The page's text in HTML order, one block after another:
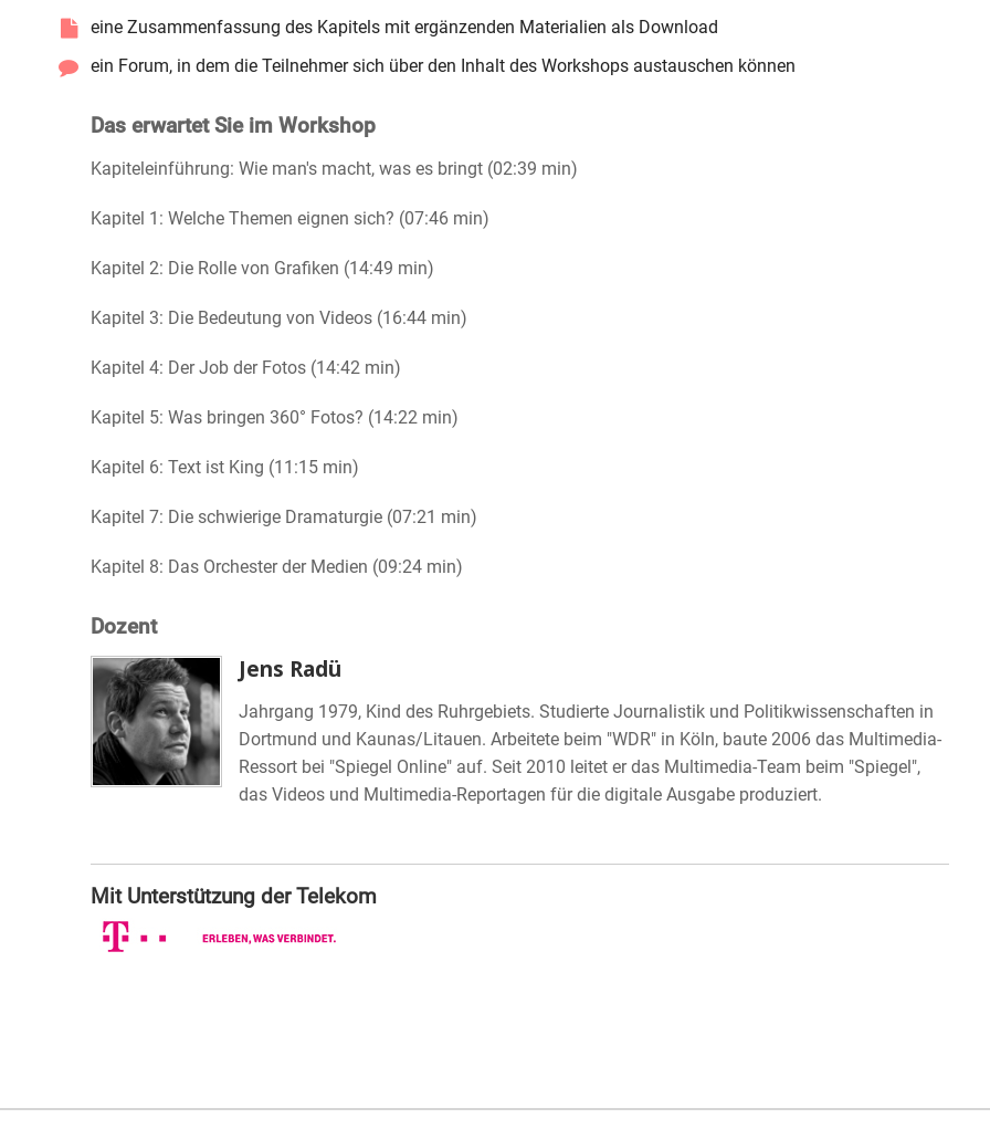
eine Zusammenfassung des Kapitels mit ergänzenden Materialien als Download
ein Forum, in dem die Teilnehmer sich über den Inhalt des Workshops austauschen können
Das erwartet Sie im Workshop
Kapiteleinführung: Wie man's macht, was es bringt (02:39 min)
Kapitel 1: Welche Themen eignen sich? (07:46 min)
Kapitel 2: Die Rolle von Grafiken (14:49 min)
Kapitel 3: Die Bedeutung von Videos (16:44 min)
Kapitel 4: Der Job der Fotos (14:42 min)
Kapitel 5: Was bringen 360° Fotos? (14:22 min)
Kapitel 6: Text ist King (11:15 min)
Kapitel 7: Die schwierige Dramaturgie (07:21 min)
Kapitel 8: Das Orchester der Medien (09:24 min)
Dozent
Jens Radü
Jahrgang 1979, Kind des Ruhrgebiets. Studierte Journalistik und Politikwissenschaften in
Dortmund und Kaunas/Litauen. Arbeitete beim "WDR" in Köln, baute 2006 das Multimedia-
Ressort bei "Spiegel Online" auf. Seit 2010 leitet er das Multimedia-Team beim "Spiegel",
das Videos und Multimedia-Reportagen für die digitale Ausgabe produziert.
Mit Unterstützung der Telekom